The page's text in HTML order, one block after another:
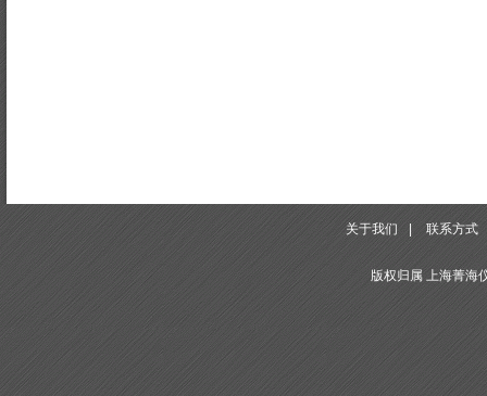
关于我们 联系方式
版权归属 上海菁海